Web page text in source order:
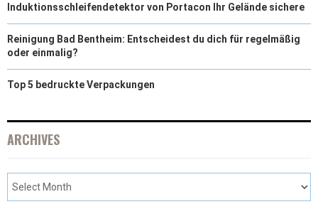
Induktionsschleifendetektor von Portacon Ihr Gelände sichere
Reinigung Bad Bentheim: Entscheidest du dich für regelmäßig
oder einmalig?
Top 5 bedruckte Verpackungen
ARCHIVES